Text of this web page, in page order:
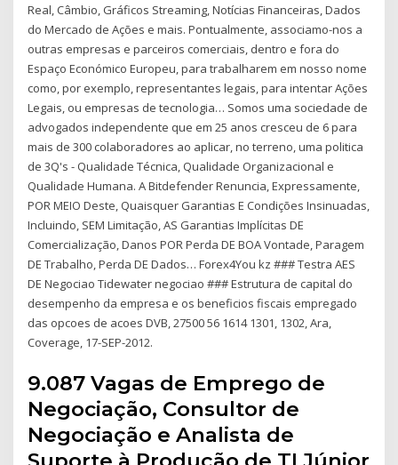
Real, Câmbio, Gráficos Streaming, Notícias Financeiras, Dados
do Mercado de Ações e mais. Pontualmente, associamo-nos a
outras empresas e parceiros comerciais, dentro e fora do
Espaço Económico Europeu, para trabalharem em nosso nome
como, por exemplo, representantes legais, para intentar Ações
Legais, ou empresas de tecnologia… Somos uma sociedade de
advogados independente que em 25 anos cresceu de 6 para
mais de 300 colaboradores ao aplicar, no terreno, uma politica
de 3Q's - Qualidade Técnica, Qualidade Organizacional e
Qualidade Humana. A Bitdefender Renuncia, Expressamente,
POR MEIO Deste, Quaisquer Garantias E Condições Insinuadas,
Incluindo, SEM Limitação, AS Garantias Implícitas DE
Comercialização, Danos POR Perda DE BOA Vontade, Paragem
DE Trabalho, Perda DE Dados… Forex4You kz ### Testra AES
DE Negociao Tidewater negociao ### Estrutura de capital do
desempenho da empresa e os beneficios fiscais empregado
das opcoes de acoes DVB, 27500 56 1614 1301, 1302, Ara,
Coverage, 17-SEP-2012.
9.087 Vagas de Emprego de
Negociação, Consultor de
Negociação e Analista de